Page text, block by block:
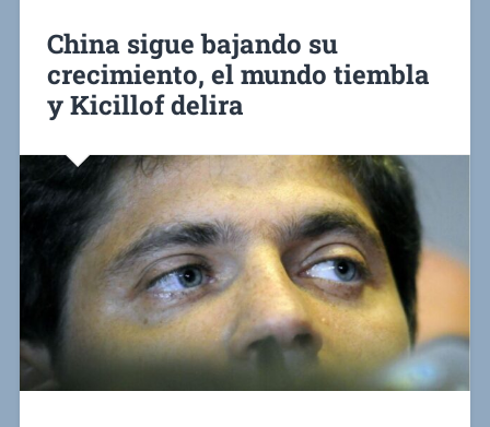
China sigue bajando su
crecimiento, el mundo tiembla
y Kicillof delira